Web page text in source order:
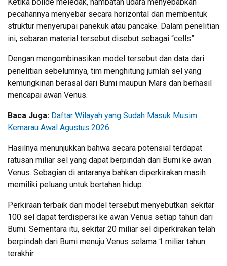
pecahannya menyebar secara horizontal dan membentuk
struktur menyerupai panekuk atau pancake. Dalam penelitian
ini, sebaran material tersebut disebut sebagai “cells”.
Dengan mengombinasikan model tersebut dan data dari
penelitian sebelumnya, tim menghitung jumlah sel yang
kemungkinan berasal dari Bumi maupun Mars dan berhasil
mencapai awan Venus.
Baca Juga: Daftar Wilayah yang Sudah Masuk Musim
Kemarau Awal Agustus 2026
Hasilnya menunjukkan bahwa secara potensial terdapat
ratusan miliar sel yang dapat berpindah dari Bumi ke awan
Venus. Sebagian di antaranya bahkan diperkirakan masih
memiliki peluang untuk bertahan hidup.
Perkiraan terbaik dari model tersebut menyebutkan sekitar
100 sel dapat terdispersi ke awan Venus setiap tahun dari
Bumi. Sementara itu, sekitar 20 miliar sel diperkirakan telah
berpindah dari Bumi menuju Venus selama 1 miliar tahun
terakhir.